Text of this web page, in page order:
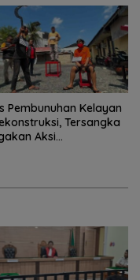
Pembunuhan Kelayan
Tersangka
Aksi